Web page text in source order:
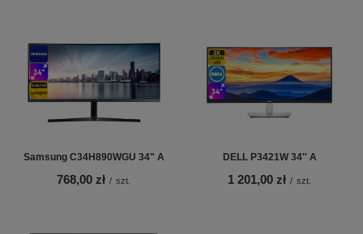
Samsung C34H890WGU 34" A
768,00 zł / szt.
DELL P3421W 34'' A
1 201,00 zł / szt.